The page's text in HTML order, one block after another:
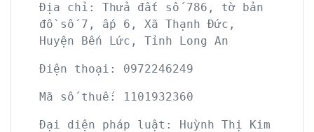
Địa chỉ: Thửa đất số 786, tờ bản
đồ số 7, ấp 6, Xã Thạnh Đức,
Huyện Bến Lức, Tỉnh Long An
Điện thoại: 0972246249
Mã số thuế: 1101932360
Đại diện pháp luật: Huỳnh Thị Kim